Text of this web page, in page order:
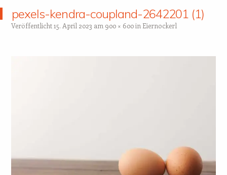
pexels-kendra-coupland-2642201 (1)
Veröffentlicht15. April 2023 am 900 × 600in Eiernockerl